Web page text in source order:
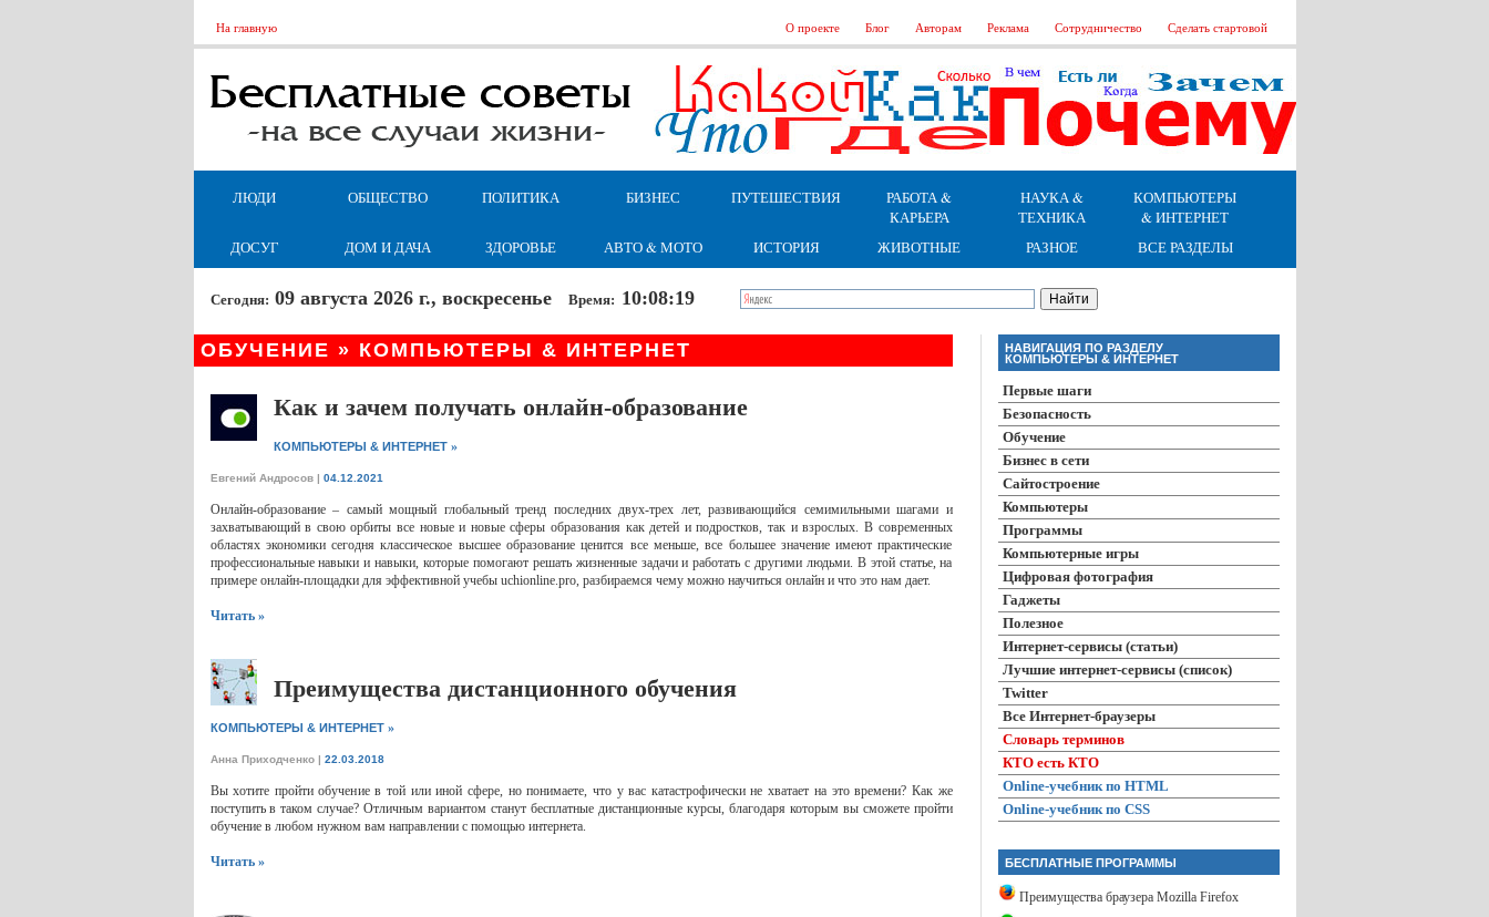
На главную О проекте Блог Авторам Реклама Сотрудничество Сделать стартовой
ЛЮДИ ОБЩЕСТВО ПОЛИТИКА БИЗНЕС ПУТЕШЕСТВИЯ
РАБОТА &
КАРЬЕРА
НАУКА &
ТЕХНИКА
КОМПЬЮТЕРЫ
& ИНТЕРНЕТ
ДОСУГ
ДОМ И ДАЧА ЗДОРОВЬЕ АВТО & МОТО ИСТОРИЯ ЖИВОТНЫЕ РАЗНОЕ ВСЕ РАЗДЕЛЫ
Сегодня: 09 августа 2026 г., воскресенье Время: 10:08:20
ОБУЧЕНИЕ » КОМПЬЮТЕРЫ & ИНТЕРНЕТ
Как и зачем получать онлайн-образование
КОМПЬЮТЕРЫ & ИНТЕРНЕТ »
Евгений Андросов| 04.12.2021
Онлайн-образование – самый мощный глобальный тренд последних двух-трех лет, развивающийся семимильными шагами и
захватывающий в свою орбиты все новые и новые сферы образования как детей и подростков, так и взрослых. В современных
областях экономики сегодня классическое высшее образование ценится все меньше, все большее значение имеют практические
профессиональные навыки и навыки, которые помогают решать жизненные задачи и работать с другими людьми. В этой статье, на
примере онлайн-площадки для эффективной учебы uchionline.pro, разбираемся чему можно научиться онлайн и что это нам дает.
Читать »
Преимущества дистанционного обучения
КОМПЬЮТЕРЫ & ИНТЕРНЕТ»
Анна Приходченко| 22.03.2018
Вы хотите пройти обучение в той или иной сфере, но понимаете, что у вас катастрофически не хватает на это времени? Как же
поступить в таком случае? Отличным вариантом станут бесплатные дистанционные курсы, благодаря которым вы сможете пройти
обучение в любом нужном вам направлении с помощью интернета.
Читать »
НАВИГАЦИЯ ПО РАЗДЕЛУ
КОМПЬЮТЕРЫ & ИНТЕРНЕТ
Первые шаги
Безопасность
Обучение
Бизнес в сети
Сайтостроение
Компьютеры
Программы
Компьютерные игры
Цифровая фотография
Гаджеты
Полезное
Интернет-сервисы (статьи)
Лучшие интернет-сервисы (список)
Twitter
Все Интернет-браузеры
Словарь терминов
КТО есть КТО
Online-учебник по HTML
Online-учебник по CSS
БЕСПЛАТНЫЕ ПРОГРАММЫ
Преимущества браузера Mozilla Firefox